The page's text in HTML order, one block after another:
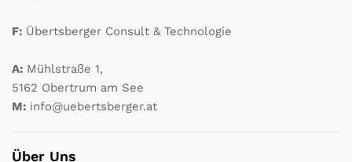
F: Übertsberger Consult & Technologie
A: Mühlstraße 1,
5162 Obertrum am See
M: info@uebertsberger.at
Über Uns